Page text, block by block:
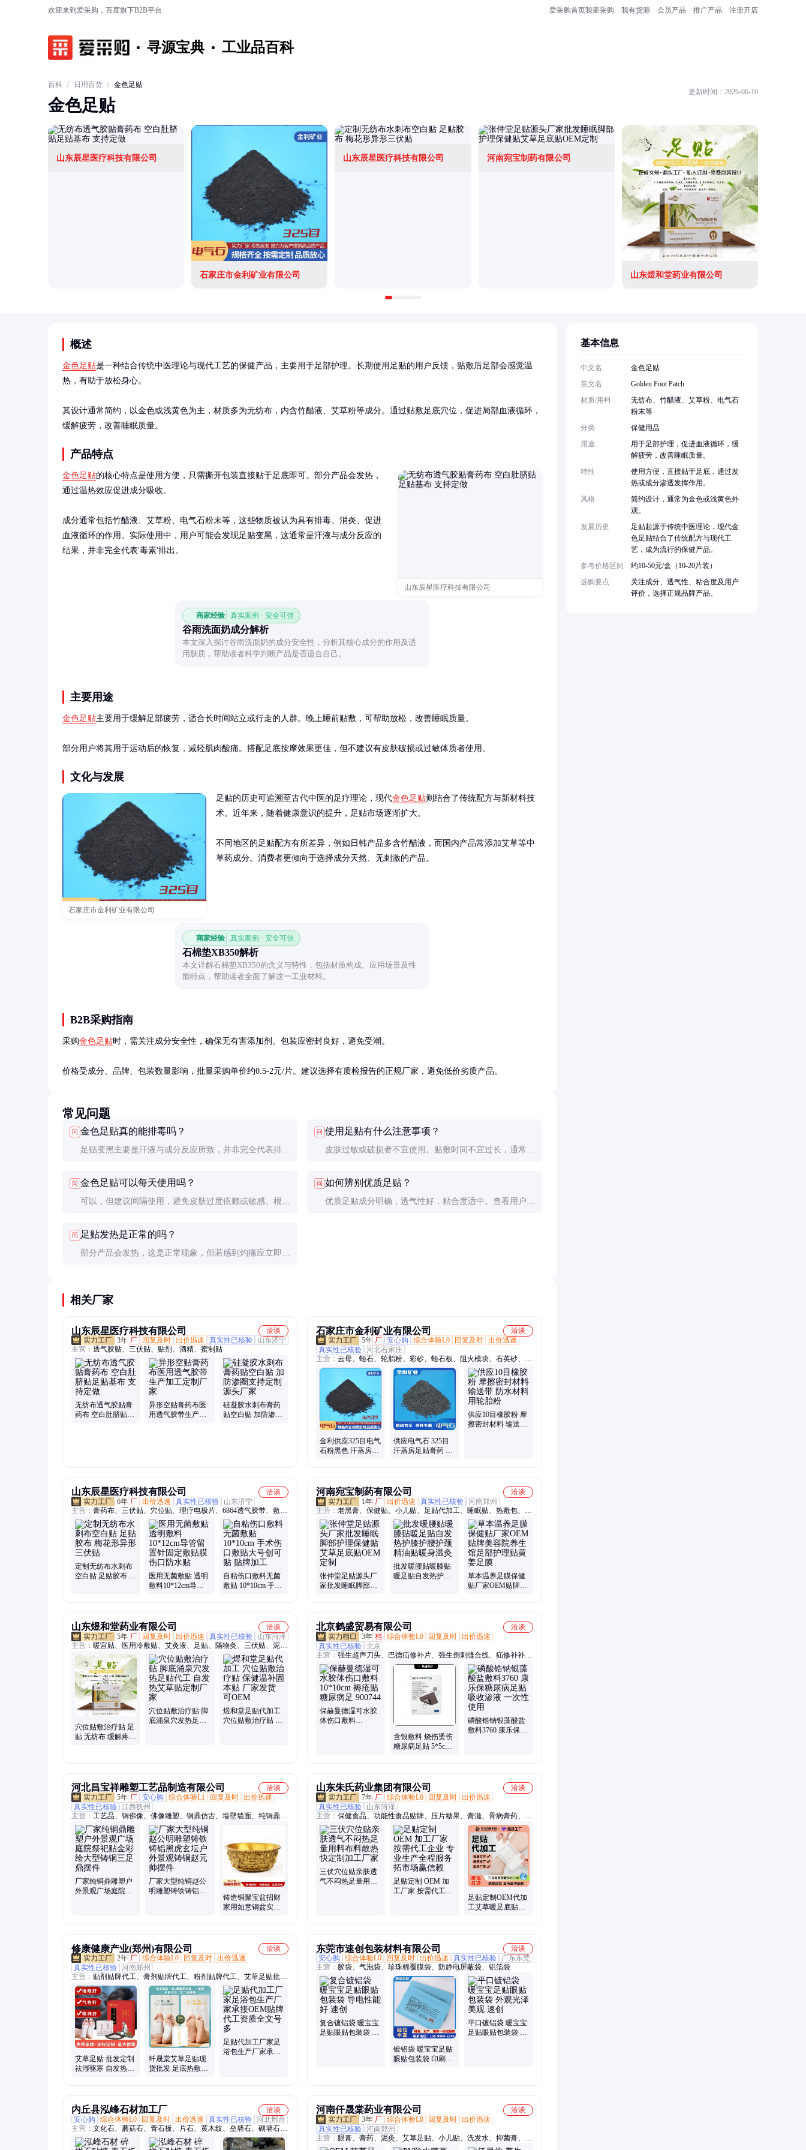
欢迎来到爱采购，百度旗下B2B平台 爱采购首页我要采购 我有货源 会员产品 推广产品 注册开店
寻源宝典 工业品百科
百科 / 日用百货 / 金色足贴
金色足贴
更新时间：2026-06-10
山东辰星医疗科技有限公司
石家庄市金利矿业有限公司
山东辰星医疗科技有限公司 河南宛宝制药有限公司
山东煜和堂药业有限公司
概述
金色足贴是一种结合传统中医理论与现代工艺的保健产品，主要用于足部护理。长期使用足贴的用户反馈，贴敷后足部会感觉温
热，有助于放松身心。
其设计通常简约，以金色或浅黄色为主，材质多为无纺布，内含竹醋液、艾草粉等成分。通过贴敷足底穴位，促进局部血液循环，
缓解疲劳，改善睡眠质量。
产品特点
山东辰星医疗科技有限公司
金色足贴的核心特点是使用方便，只需撕开包装直接贴于足底即可。部分产品会发热，
通过温热效应促进成分吸收。
成分通常包括竹醋液、艾草粉、电气石粉末等，这些物质被认为具有排毒、消炎、促进
血液循环的作用。实际使用中，用户可能会发现足贴变黑，这通常是汗液与成分反应的
结果，并非完全代表'毒素'排出。
商家经验 真实案例 · 安全可信
谷雨洗面奶成分解析
本文深入探讨谷雨洗面奶的成分安全性，分析其核心成分的作用及适
用肤质，帮助读者科学判断产品是否适合自己。
主要用途
金色足贴主要用于缓解足部疲劳，适合长时间站立或行走的人群。晚上睡前贴敷，可帮助放松，改善睡眠质量。
部分用户将其用于运动后的恢复，减轻肌肉酸痛。搭配足底按摩效果更佳，但不建议有皮肤破损或过敏体质者使用。
文化与发展
石家庄市金利矿业有限公司
足贴的历史可追溯至古代中医的足疗理论，现代金色足贴则结合了传统配方与新材料技
术。近年来，随着健康意识的提升，足贴市场逐渐扩大。
不同地区的足贴配方有所差异，例如日韩产品多含竹醋液，而国内产品常添加艾草等中
草药成分。消费者更倾向于选择成分天然、无刺激的产品。
商家经验 真实案例 · 安全可信
石棉垫XB350解析
本文详解石棉垫XB350的含义与特性，包括材质构成、应用场景及性
能特点，帮助读者全面了解这一工业材料。
B2B采购指南
采购金色足贴时，需关注成分安全性，确保无有害添加剂。包装应密封良好，避免受潮。
价格受成分、品牌、包装数量影响，批量采购单价约0.5-2元/片。建议选择有质检报告的正规厂家，避免低价劣质产品。
常见问题
问 金色足贴真的能排毒吗？
足贴变黑主要是汗液与成分反应所致，并非完全代表排
问 使用足贴有什么注意事项？
皮肤过敏或破损者不宜使用。贴敷时间不宜过长，通常6-
问 金色足贴可以每天使用吗？
可以，但建议间隔使用，避免皮肤过度依赖或敏感。根据
问 如何辨别优质足贴？
优质足贴成分明确，透气性好，粘合度适中。查看用户评
问 足贴发热是正常的吗？
部分产品会发热，这是正常现象，但若感到灼痛应立即停
相关厂家
山东辰星医疗科技有限公司
洽谈
3年 厂 回复及时 出价迅速 真实性已核验
山东济宁
主营： 透气胶贴、三伏贴、贴剂、酒精、蜜制贴
无纺布透气胶贴膏
药布 空白肚脐贴足
异形空贴膏药布医
用透气胶带生产加
硅凝胶水刺布膏药
贴空白贴 加防渗圈
石家庄市金利矿业有限公司
洽谈
5年 厂 安心购 综合体验L0 回复及时 出价迅速
真实性已核验 河北石家庄
主营： 云母、蛭石、轮胎粉、彩砂、蛭石板、阻火模块、石英砂、无
石棉矿物复合纤维、木质纤维、海泡石
金利供应325目电气
石粉黑色 汗蒸房足
供应电气石 325目
汗蒸房足贴膏药 纺
供应10目橡胶粉 摩
擦密封材料 输送带
山东辰星医疗科技有限公司
洽谈
6年 厂 出价迅速 真实性已核验
山东济宁
主营： 膏药布、三伏贴、穴位贴、理疗电极片、6864透气胶带、敷料
胶带、透气胶贴、膏药基质、沙蒿子透皮贴、化妆品代加工、植物饮
料提取、医用胶带、酒精喷雾、无菌敷贴、留置针贴、聚氨酯泡沫敷
料、造口袋、水胶体敷料
定制无纺布水刺布
空白贴 足贴胶布 梅
医用无菌敷贴 透明
敷料10*12cm导管
自粘伤口敷料无菌
敷贴 10*10cm 手术
河南宛宝制药有限公司
洽谈
1年 厂 出价迅速 真实性已核验 河南郑州
主营： 老黑膏、保健贴、小儿贴、足贴代加工、睡眠贴、热敷包、保
健膏、保健垫、督脉贴、肚脐贴、槐实膏、膏药贴、按摩膏、护眼
贴、氨糖贴、筋骨膏药、家用膏药、妇科凝胶、保健乳膏、膏药腰
椎、内外乳膏、穴位膏药、穴位眼贴、修复敷料、按摩乳膏、儿童膏
药
张仲堂足贴源头厂
家批发睡眠脚部护
批发暖腰贴暖膝贴
暖足贴自发热护膝
草本温养足膜保健
贴厂家OEM贴牌美
山东煜和堂药业有限公司
洽谈
5年 厂 回复及时 出价迅速 真实性已核验
山东菏泽
主营： 暖宫贴、医用冷敷贴、艾灸液、足贴、隔物灸、三伏贴、泥灸
膏、透皮贴、传统手工黑膏药代加工、穴位贴、凝胶、磁疗贴、理疗
贴、小儿贴、热奄包、热疗贴、痛经贴、外科口罩、水凝胶眼贴、重
组胶原蛋白敷料贴、血压计、远红外磁疗贴、注射器、输液器、敷料
贴
穴位贴敷治疗贴 足
贴 无纺布 缓解疼痛
穴位贴敷治疗贴 脚
底涌泉穴发热足贴
煜和堂足贴代加工
穴位贴敷治疗贴 保
北京鹤盛贸易有限公司
洽谈
3年 档 综合体验L0 回复及时 出价迅速
真实性已核验 北京
主营： 强生超声刀头、巴德疝修补片、强生倒刺缝合线、疝修补补
片、强生止血夹、强生止血纱、磷酸锆钠银藻酸盐敷料、含银敷料、
美必康、透析导管、长期透析导管、进口透析导管、巴德透析导管、
组织胶水、百克钳、美皮康、保赫曼、人造血管、体外循环插管、羧
甲基纤维素钠银敷料、高压球囊、血栓导管、血液透析用
保赫曼德湿可水胶
体伤口敷料
含银敷料 烧伤烫伤
糖尿病足贴 5*5cm
磷酸锆钠银藻酸盐
敷料3760 康乐保糖
河北昌宝祥雕塑工艺品制造有限公司
洽谈
5年 厂 安心购 综合体验L1 回复及时 出价迅速
真实性已核验 江西抚州
主营： 工艺品、铜佛像、佛像雕塑、铜鼎仿古、墙壁墙面、纯铜鼎摆
件
厂家纯铜鼎雕塑户
外景观广场庭院祭
厂家大型纯铜赵公
明雕塑铸铁铸铝黑
铸造铜聚宝盆招财
家用如意铜盆实心
山东朱氏药业集团有限公司
洽谈
7年 厂 综合体验L0 回复及时 出价迅速
真实性已核验
山东菏泽
主营： 保健食品、功能性食品贴牌、压片糖果、膏滋、骨病膏药、隔
物灸、光子冷凝胶、鼻炎贴、运动营养食品、蒸汽眼罩、小儿感冒
贴、膏药、小儿生长贴、黑膏药、穴位贴敷治疗贴、三伏贴、输液
器、远红外理疗贴、穴位压刺激贴、茶包代工、磁疗贴、远红外治疗
凝胶、保健贴、一次性注射器、暖宫贴
三伏穴位贴亲肤透
气不闷热足量用料
足贴定制 OEM 加
工厂家 按需代工企
足贴定制OEM代加
工艾草暖足底贴脚
修康健康产业(郑州)有限公司
洽谈
2年 厂 综合体验L0 回复及时 出价迅速
真实性已核验 河南郑州
主营： 贴剂贴牌代工、膏剂贴牌代工、粉剂贴牌代工、艾草足贴批发
价格、喷剂贴牌代工、水剂贴牌代工、凝胶贴牌代工、外用产品贴牌
代工、OEM、贴牌、代加工、ODM、大健康产品、男女私护贴牌代
工、修康药业、仟晟棠、延时喷剂贴牌代加工、小儿贴贴牌代加工、
膏药、减肥丸、延时喷剂、三伏贴贴牌代加工、老黑膏贴牌代加工、
减肥肚脐丸贴牌代加工、雪莲护垫贴牌代加工、热灸膏贴牌代加工
艾草足贴 批发定制
祛湿驱寒 自发热足
纤晟棠艾草足贴现
货批发 足底热敷穴
足贴代加工厂家足
浴包生产厂家承接
东莞市速创包装材料有限公司
洽谈
安心购
综合体验L0 回复及时 出价迅速 真实性已核验
广东东莞
主营： 胶袋、气泡袋、珍珠棉覆膜袋、防静电屏蔽袋、铝箔袋
复合镀铝袋 暖宝宝
足贴眼贴包装袋 导
镀铝袋 暖宝宝足贴
眼贴包装袋 印刷效
平口镀铝袋 暖宝宝
足贴眼贴包装袋 外
内丘县泓峰石材加工厂
洽谈
安心购
综合体验L0 回复及时 出价迅速 真实性已核验 河北邢台
主营： 文化石、蘑菇石、青石板、片石、黄木纹、垒墙石、砌墙石、
景观石、乱石板、挡墙石、踏步石、板岩、流水石、鹅卵石、天然文
河南仟晟棠药业有限公司
洽谈
3年 厂 综合体验L0 回复及时 出价迅速
真实性已核验 河南郑州
主营： 眼膏、膏药、泥灸、艾草足贴、小儿贴、洗发水、抑菌膏、热
基本信息
中文名
金色足贴
英文名
Golden Foot Patch
材质/用料
无纺布、竹醋液、艾草粉、电气石
粉末等
分类
保健用品
用途
用于足部护理，促进血液循环，缓
解疲劳，改善睡眠质量。
特性
使用方便，直接贴于足底，通过发
热或成分渗透发挥作用。
风格
简约设计，通常为金色或浅黄色外
观。
发展历史
足贴起源于传统中医理论，现代金
色足贴结合了传统配方与现代工
艺，成为流行的保健产品。
参考价格区间
约10-50元/盒（10-20片装）
选购要点
关注成分、透气性、粘合度及用户
评价，选择正规品牌产品。